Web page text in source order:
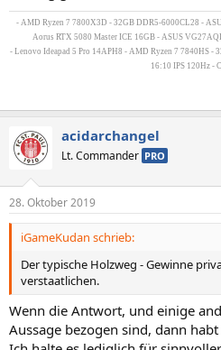
- AMD Ryzen 7 7800X3D - 32GB DDR5-6000CL28 -
Aorus RTX 5080 Master ICE 16GB - ASUS
- Lenovo Ideapad 5 Pro 14APH8 - AMD Ryzen 7 7840HS -
16:10 IPS 120Hz -
acidarchangel
Lt. Commander PRO
28. Oktober 2019
iGameKudan schrieb:
Der typische Holzweg - Gewinne
verstaatlichen.
Wenn die Antwort, und einige
Aussage bezogen sind, dann